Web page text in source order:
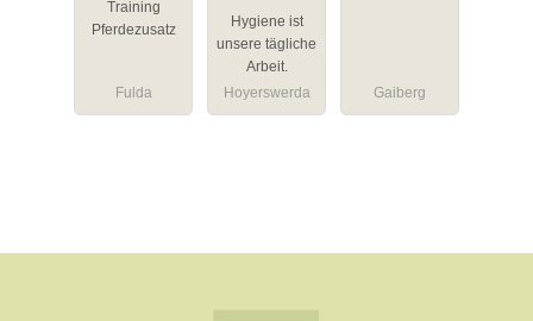
Training
Pferdezusatz
Fulda
Hygiene
Hygiene ist
unsere tägliche
Arbeit.
Hoyerswerda
Gaiberg